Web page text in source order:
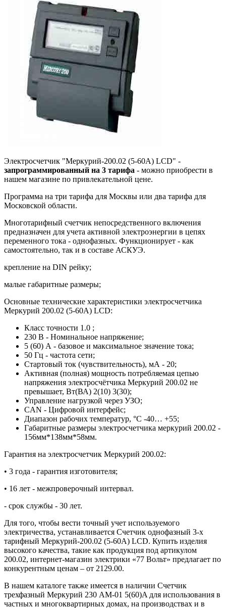
Электросчетчик "Меркурий-200.02 (5-60А) LCD" -
запрограммированный на 3 тарифа - можно приобрести в
нашем магазине по привлекательной цене.
Программа на три тарифа для Москвы или два тарифа для
Московской области.
Многотарифный счетчик непосредственного включения
предназначен для учета активной электроэнергии в цепях
переменного тока - однофазных. Функционирует - как
самостоятельно, так и в составе АСКУЭ.
крепление на DIN рейку;
малые габаритные размеры;
Основные технические характеристики электросчетчика
Меркурий 200.02 (5-60А) LCD:
Класс точности 1.0 ;
230 В - Номинальное напряжение;
5 (60) А - базовое и максимальное значение тока;
50 Гц - частота сети;
Стартовый ток (чувствительность), мА - 20;
Активная (полная) мощность потребляемая цепью
напряжения электросчётчика Меркурий 200.02 не
превышает, Вт(ВА) 2(10) 3(30);
Управление нагрузкой через УЗО;
CAN - Цифровой интерфейс;
Диапазон рабочих температур, °С -40… +55;
Габаритные размеры электросчетчика меркурий 200.02 -
156мм*138мм*58мм.
Гарантия на электросчетчик Меркурий 200.02:
• 3 года - гарантия изготовителя;
• 16 лет - межпроверочный интервал.
- срок службы - 30 лет.
Для того, чтобы вести точный учет используемого
электричества, устанавливается Счетчик однофазный 3-х
тарифный Меркурий-200.02 (5-60А) LCD. Купить изделия
высокого качества, такие как продукция под артикулом
200.02, интернет-магазин электрики «77 Вольт» предлагает по
конкурентным ценам – от 2129.00.
В нашем каталоге также имеется в наличии Счетчик
трехфазный Меркурий 230 AM-01 5(60)A для использования в
частных и многоквартирных домах, на производствах и в